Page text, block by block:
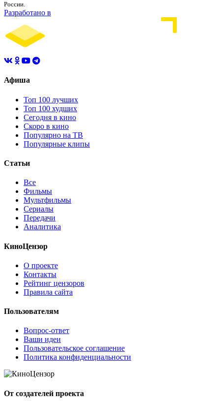
России.
Разработано в
Афиша
Топ 100 лучших
Топ 100 худших
Сегодня в кино
Скоро в кино
Популярно на ТВ
Популярные клипы
Статьи
Все
Фильмы
Мультфильмы
Сериалы
Передачи
Аналитика
КиноЦензор
О проекте
Контакты
Рейтинг цензоров
Правила сайта
Пользователям
Вопрос-ответ
Ваши идеи
Пользовательское соглашение
Политика конфиденциальности
От создателей проекта